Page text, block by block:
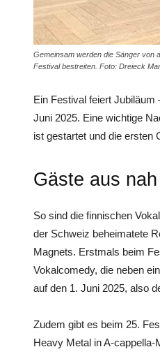
Gemeinsam werden die Sänger von
Festival bestreiten. Foto: Dreieck
Ein Festival feiert Jubiläum
Juni 2025. Eine wichtige
ist gestartet und die ersten
Gäste aus
So sind die finnischen
der Schweiz beheimatete
Magnets. Erstmals beim
Vokalcomedy, die neben
auf den 1. Juni 2025, also
Zudem gibt es beim 25.
Heavy Metal in A-